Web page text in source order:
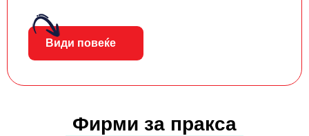
Види повеќе
Фирми за пракса